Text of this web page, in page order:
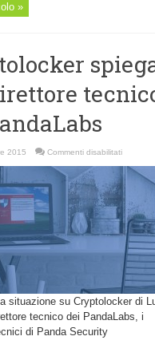
»
2015 Commenti disabilitatisu
spiegato
dal
dei
situazione su Cryptolocker di
tecnico dei PandaLabs, i
di Panda Security